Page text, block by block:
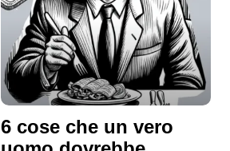
6 cose che un vero